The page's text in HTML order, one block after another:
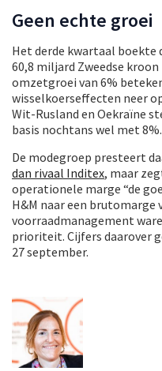
Geen echte groei
Het derde kwartaal boekte
60,8 miljard Zweedse
omzetgroei van 6%
wisselkoerseffecten neer
Wit-Rusland en Oekraïne
basis nochtans wel met 8%.
De modegroep presteert
dan rivaal Inditex, maar
operationele marge “de
H&M naar een brutomarge
voorraadmanagement
prioriteit. Cijfers daarover
27 september.